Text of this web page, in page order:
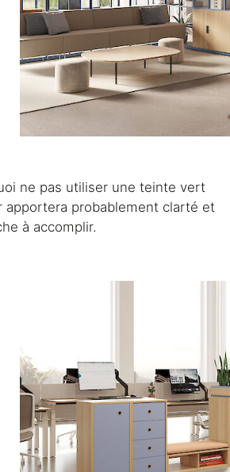
ne pas utiliser une teinte vert
apportera probablement clarté et
à accomplir.